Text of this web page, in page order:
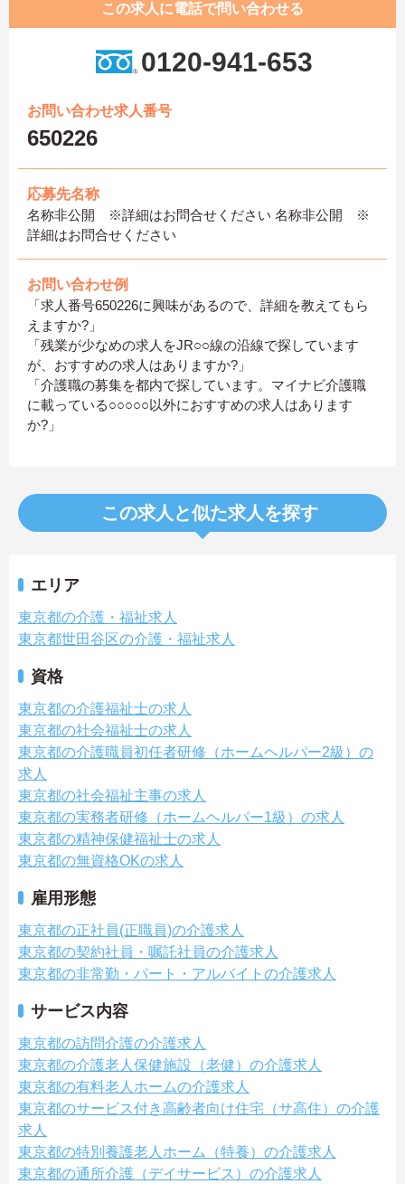
この求人に電話で問い合わせる
0120-941-653
お問い合わせ求人番号
650226
応募先名称
名称非公開 ※詳細はお問合せください 名称非公開 ※
詳細はお問合せください
お問い合わせ例
「求人番号650226に興味があるので、詳細を教えてもら
えますか?」
「残業が少なめの求人をJR○○線の沿線で探しています
が、おすすめの求人はありますか?」
「介護職の募集を都内で探しています。マイナビ介護職
に載っている○○○○○以外におすすめの求人はあります
か?」
この求人と似た求人を探す
エリア
東京都の介護・福祉求人
東京都世田谷区の介護・福祉求人
資格
東京都の介護福祉士の求人
東京都の社会福祉士の求人
東京都の介護職員初任者研修（ホームヘルパー2級）の
求人
東京都の社会福祉主事の求人
東京都の実務者研修（ホームヘルパー1級）の求人
東京都の精神保健福祉士の求人
東京都の無資格OKの求人
雇用形態
東京都の正社員(正職員)の介護求人
東京都の契約社員・嘱託社員の介護求人
東京都の非常勤・パート・アルバイトの介護求人
サービス内容
東京都の訪問介護の介護求人
東京都の介護老人保健施設（老健）の介護求人
東京都の有料老人ホームの介護求人
東京都のサービス付き高齢者向け住宅（サ高住）の介護
求人
東京都の特別養護老人ホーム（特養）の介護求人
東京都の通所介護（デイサービス）の介護求人